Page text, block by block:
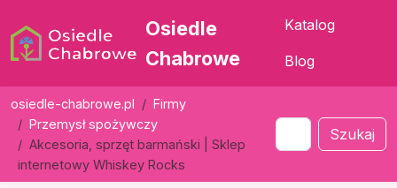
Osiedle
Chabrowe
Katalog
Blog
osiedle-chabrowe.pl
Firmy
Przemysł spożywczy
Akcesoria, sprzęt barmański | Sklep
internetowy Whiskey Rocks
Szukaj